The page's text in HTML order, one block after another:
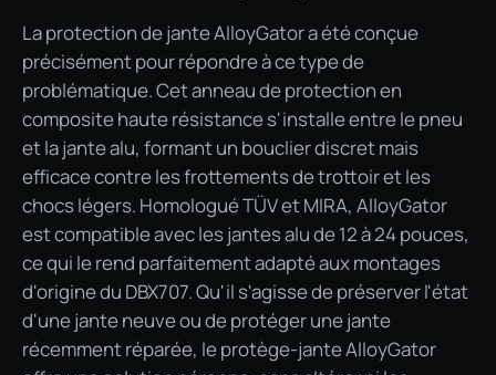
La protection de jante AlloyGator a été conçue
précisément pour répondre à ce type de
problématique. Cet anneau de protection en
composite haute résistance s'installe entre le pneu
et la jante alu, formant un bouclier discret mais
efficace contre les frottements de trottoir et les
chocs légers. Homologué TÜV et MIRA, AlloyGator
est compatible avec les jantes alu de 12 à 24 pouces,
ce qui le rend parfaitement adapté aux montages
d'origine du DBX707. Qu'il s'agisse de préserver l'état
d'une jante neuve ou de protéger une jante
récemment réparée, le protège-jante AlloyGator